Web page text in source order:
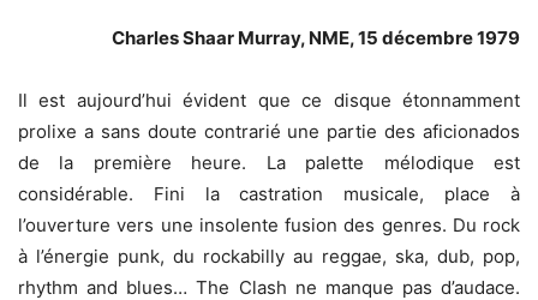
Charles Shaar Murray, NME, 15 décembre 1979
Il est aujourd’hui évident que ce disque étonnamment
prolixe a sans doute contrarié une partie des aficionados
de la première heure. La palette mélodique est
considérable. Fini la castration musicale, place à
l’ouverture vers une insolente fusion des genres. Du rock
à l’énergie punk, du rockabilly au reggae, ska, dub, pop,
rhythm and blues… The Clash ne manque pas d’audace.